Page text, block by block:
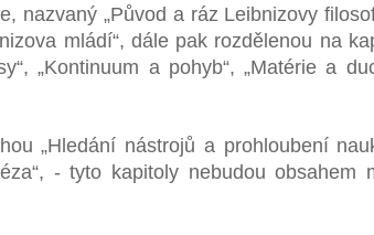
nazvaný „Původ a ráz Leibnizovy
mládí“, dále pak rozdělenou na
„Kontinuum a pohyb“, „Matérie a
„Hledání nástrojů a prohloubení
- tyto kapitoly nebudou obsahem